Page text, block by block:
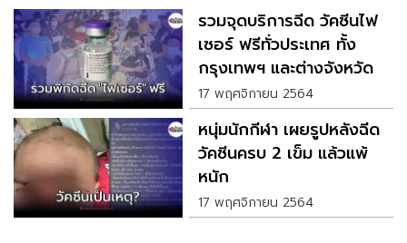
รวมจุดบริการฉีด วัคซีนไฟ
เซอร์ ฟรีทั่วประเทศ ทั้ง
กรุงเทพฯ และต่างจังหวัด
17 พฤศจิกายน 2564
หนุ่มนักกีฬา เผยรูปหลังฉีด
วัคซีนครบ 2 เข็ม แล้วแพ้
หนัก
17 พฤศจิกายน 2564